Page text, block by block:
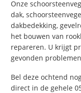
Onze
dak,
dakbedekking,
het bouwen van
repareren. U krijgt
gevonden
Bel deze ochtend
direct in de gehele